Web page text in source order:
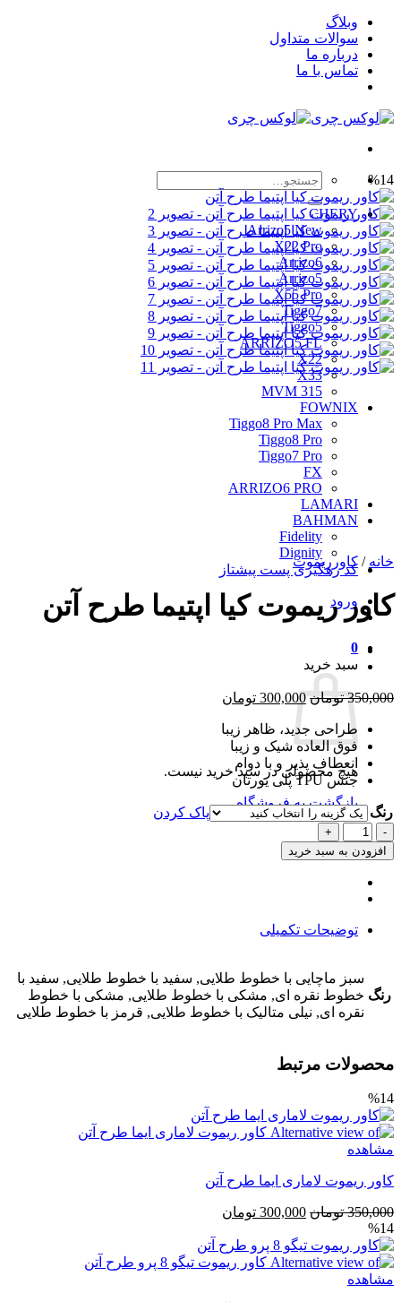
Skip
content
وبلاگ
سوالات متداول
درباره ما
تماس با ما
جستجو
برای:
CHERY
Arrizo5 New
X22 Pro
Arrizo6
Arrizo5
X55 Pro
Tiggo7
Tiggo5
ARRIZO5 FL
X22
X33
MVM 315
FOWNIX
Tiggo8 Pro Max
Tiggo8 Pro
Tiggo7 Pro
FX
ARRIZO6 PRO
LAMARI
BAHMAN
Fidelity
Dignity
کد رهگیری پست پیشتاز
ورود
0
سبد خرید
هیچ محصولی در سبد خرید نیست.
بازگشت به فروشگاه
%14
خانه / کاورریموت
کاور ریموت کیا اپتیما طرح آتن
350,000 تومانقیمت
اصلی
350,000 تومان
بود.
300,000 تومان
طراحی جدید، ظاهر زیبا
فوق العاده شیک و زیبا
انعطاف پذیر و با دوام
جنس TPU پلی یورتان
رنگ
پاک کردن
کاور
ریموت
کیا
اپتیما
طرح
عدد
افزودن به سبد خرید
توضیحات تکمیلی
رنگ
سبز ماچایی با خطوط طلایی, سفید با خطوط طلایی, سفید با
خطوط نقره ای, مشکی با خطوط طلایی, مشکی با خطوط
نقره ای, نیلی متالیک با خطوط طلایی, قرمز با خطوط طلایی
محصولات مرتبط
%14
مشاهده
کاور ریموت لاماری ایما طرح آتن
350,000 تومان قیمت
350,000 تومان
بود.
300,000 تومان
است.
%14
مشاهده